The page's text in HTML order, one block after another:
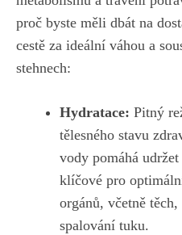
proč ‌byste měli ⁢dbát⁣ na
cestě za ideální váhou ⁤a
stehnech:
Hydratace: Pitný
⁢tělesného stavu
vody pomáhá
klíčové pro
orgánů, včetně‍
spalování tuku.